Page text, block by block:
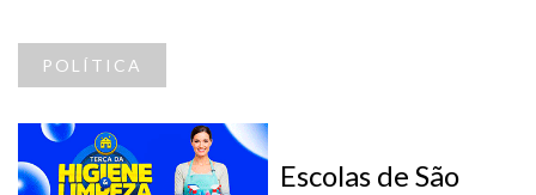
POLÍTICA
Escolas de São